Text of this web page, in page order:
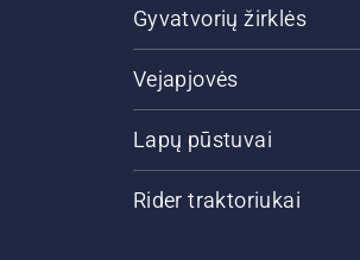
Gyvatvorių žirklės
Vejapjovės
Lapų pūstuvai
Rider traktoriukai